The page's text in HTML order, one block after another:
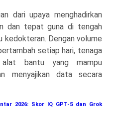
dari upaya menghadirkan
dan tepat guna di tengah
kedokteran. Dengan volume
setiap hari, tenaga
alat bantu yang mampu
menyajikan data secara
2026: Skor IQ GPT-5 dan Grok